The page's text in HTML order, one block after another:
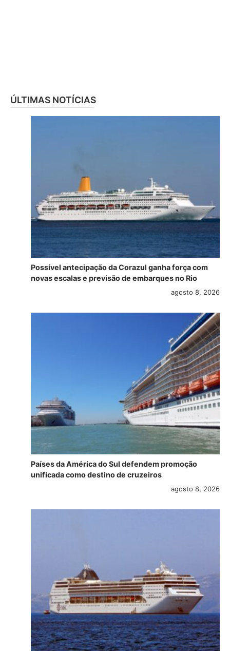
ÚLTIMAS NOTÍCIAS
Possível antecipação da Corazul ganha força com
novas escalas e previsão de embarques no Rio
agosto 8, 2026
Países da América do Sul defendem promoção
unificada como destino de cruzeiros
agosto 8, 2026